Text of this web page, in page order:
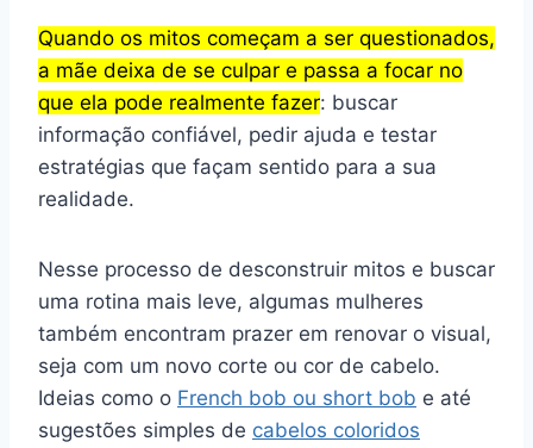
Quando os mitos começam a ser questionados,
a mãe deixa de se culpar e passa a focar no
que ela pode realmente fazer: buscar
informação confiável, pedir ajuda e testar
estratégias que façam sentido para a sua
realidade.
Nesse processo de desconstruir mitos e buscar
uma rotina mais leve, algumas mulheres
também encontram prazer em renovar o visual,
seja com um novo corte ou cor de cabelo.
Ideias como o French bob ou short bob e até
sugestões simples de cabelos coloridos